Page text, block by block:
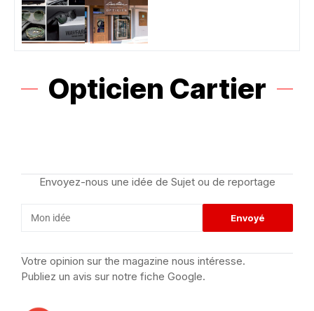
Opticien Cartier
Envoyez-nous une idée de Sujet ou de reportage
Votre opinion sur the magazine nous intéresse.
Publiez un avis sur notre fiche Google.